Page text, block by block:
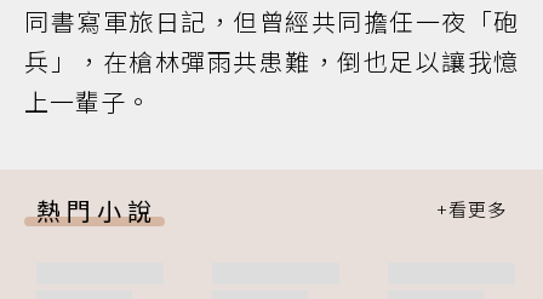
同書寫軍旅日記，但曾經共同擔任一夜「砲
兵」，在槍林彈雨共患難，倒也足以讓我憶
上一輩子。
熱門小說